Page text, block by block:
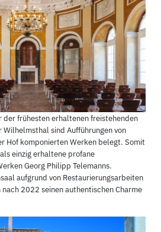
der frühesten erhaltenen freistehenden
Wilhelmsthal sind Aufführungen von
Hof komponierten Werken belegt. Somit
einzig erhaltene profane
Georg Philipp Telemanns.
aufgrund von Restaurierungsarbeiten
2022 seinen authentischen Charme